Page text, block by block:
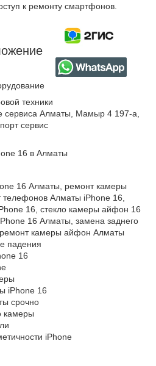
к ремонту смартфонов.
техники
сервиса Алматы, Мамыр 4 197-а,
сервис
16 в Алматы
16 Алматы, ремонт камеры
Алматы iPhone 16,
16, стекло камеры айфон 16
16 Алматы, замена заднего
камеры айфон Алматы
падения
16
iPhone 16
срочно
камеры
iPhone